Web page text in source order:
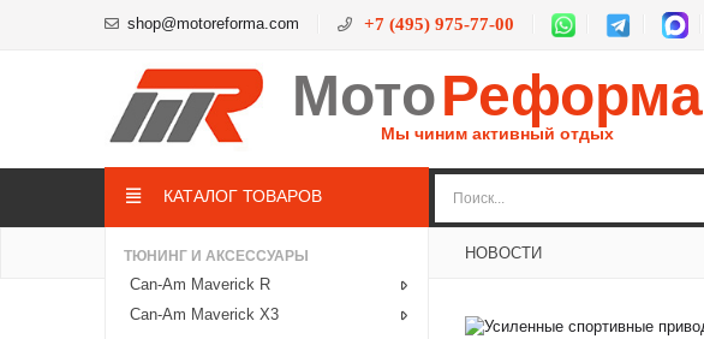
shop@motoreforma.com +7 (495) 975-77-00
МотоРеформа
Мы чиним активный отдых
НОВОСТИ
КАТАЛОГ ТОВАРОВ
ТЮНИНГ И АКСЕССУАРЫ
Can-Am Maverick R
Can-Am Maverick X3